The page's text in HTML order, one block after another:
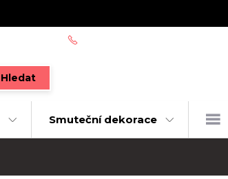
Hledat
Smuteční dekorace